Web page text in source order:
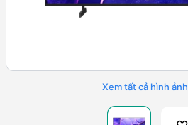
Xem tất cả hình ảnh